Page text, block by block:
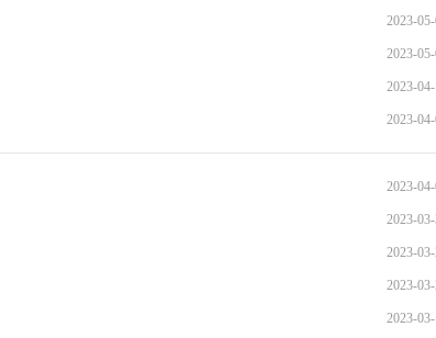
2023-
2023-
2023-
2023-
2023-
2023-
2023-
2023-
2023-